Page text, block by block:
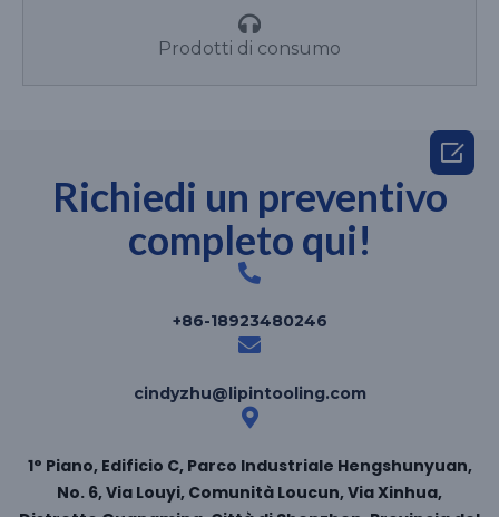
Prodotti di consumo
Richiedi un preventivo
completo qui!
+86-18923480246
cindyzhu@lipintooling.com
1° Piano, Edificio C, Parco Industriale Hengshunyuan,
No. 6, Via Louyi, Comunità Loucun, Via Xinhua,
